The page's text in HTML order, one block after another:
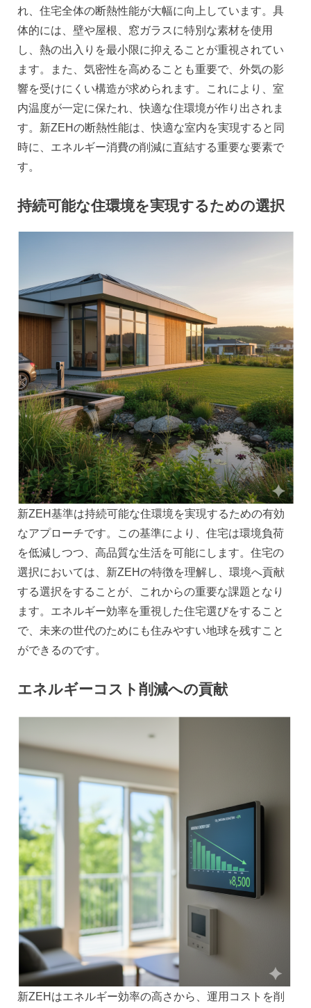
れ、住宅全体の断熱性能が大幅に向上しています。具
体的には、壁や屋根、窓ガラスに特別な素材を使用
し、熱の出入りを最小限に抑えることが重視されてい
ます。また、気密性を高めることも重要で、外気の影
響を受けにくい構造が求められます。これにより、室
内温度が一定に保たれ、快適な住環境が作り出されま
す。新ZEHの断熱性能は、快適な室内を実現すると同
時に、エネルギー消費の削減に直結する重要な要素で
す。
持続可能な住環境を実現するための選択
新ZEH基準は持続可能な住環境を実現するための有効
なアプローチです。この基準により、住宅は環境負荷
を低減しつつ、高品質な生活を可能にします。住宅の
選択においては、新ZEHの特徴を理解し、環境へ貢献
する選択をすることが、これからの重要な課題となり
ます。エネルギー効率を重視した住宅選びをすること
で、未来の世代のためにも住みやすい地球を残すこと
ができるのです。
エネルギーコスト削減への貢献
新ZEHはエネルギー効率の高さから、運用コストを削